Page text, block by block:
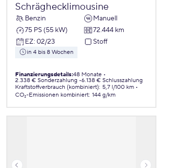
Schräghecklimousine
Benzin
Manuell
75 PS (55 kW)
72.444 km
EZ: 02/23 Stoff
in 4 bis 8 Wochen
Finanzierungsdetails:48 Monate
2.338 € Sonderzahlung 6.138 € Schlusszahlung
Kraftstoffverbrauch (kombiniert): 5,7 l/100 km
CO₂-Emissionen kombiniert: 144 g/km